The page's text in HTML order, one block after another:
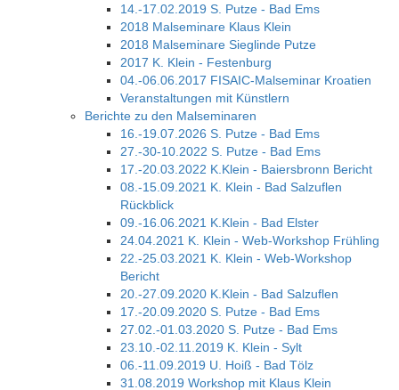
14.-17.02.2019 S. Putze - Bad Ems
2018 Malseminare Klaus Klein
2018 Malseminare Sieglinde Putze
2017 K. Klein - Festenburg
04.-06.06.2017 FISAIC-Malseminar Kroatien
Veranstaltungen mit Künstlern
Berichte zu den Malseminaren
16.-19.07.2026 S. Putze - Bad Ems
27.-30-10.2022 S. Putze - Bad Ems
17.-20.03.2022 K.Klein - Baiersbronn Bericht
08.-15.09.2021 K. Klein - Bad Salzuflen
Rückblick
09.-16.06.2021 K.Klein - Bad Elster
24.04.2021 K. Klein - Web-Workshop Frühling
22.-25.03.2021 K. Klein - Web-Workshop
Bericht
20.-27.09.2020 K.Klein - Bad Salzuflen
17.-20.09.2020 S. Putze - Bad Ems
27.02.-01.03.2020 S. Putze - Bad Ems
23.10.-02.11.2019 K. Klein - Sylt
06.-11.09.2019 U. Hoiß - Bad Tölz
31.08.2019 Workshop mit Klaus Klein